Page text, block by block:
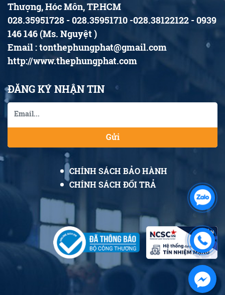
Thượng, Hóc Môn, TP.HCM
028.35951728 - 028.35951710 -028.38122122 - 0939
146 146 (Ms. Nguyệt )
Email : tonthephungphat@gmail.com
http://www.thephungphat.com
ĐĂNG KÝ NHẬN TIN
Gửi
CHÍNH SÁCH BẢO HÀNH
CHÍNH SÁCH ĐỔI TRẢ